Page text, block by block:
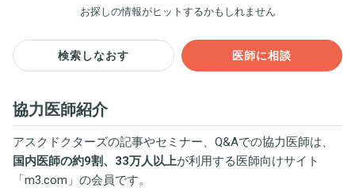
お探しの情報がヒットするかもしれません
検索しなおす 医師に相談
協力医師紹介
アスクドクターズの記事やセミナー、Q&Aでの協力医師は、
国内医師の約9割、33万人以上が利用する医師向けサイト
「m3.com 」の会員です。